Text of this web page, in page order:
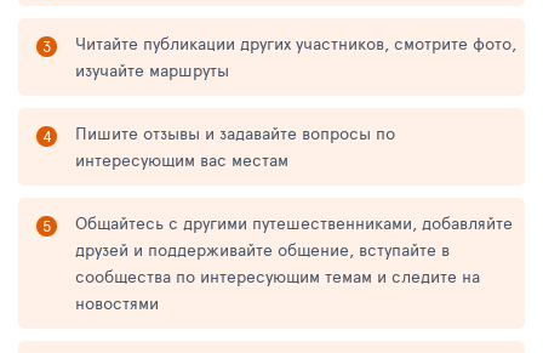
Читайте публикации других участников, смотрите фото,
изучайте маршруты
Пишите отзывы и задавайте вопросы по
интересующим вас местам
Общайтесь с другими путешественниками, добавляйте
друзей и поддерживайте общение, вступайте в
сообщества по интересующим темам и следите на
новостями